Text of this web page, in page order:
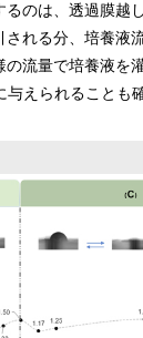
のは、透過膜越
れる分、培養液
流量で培養液を
えられることも